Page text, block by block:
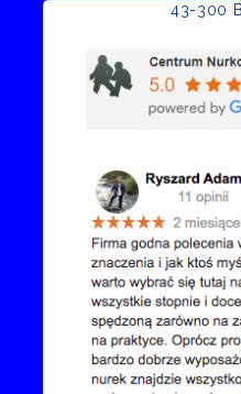
43-300